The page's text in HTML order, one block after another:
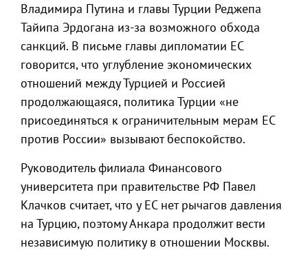
Владимира Путина и главы Турции Реджепа
Тайипа Эрдогана из-за возможного обхода
санкций. В письме главы дипломатии ЕС
говорится, что углубление экономических
отношений между Турцией и Россией
продолжающаяся, политика Турции «не
присоединяться к ограничительным мерам ЕС
против России» вызывают беспокойство.
Руководитель филиала Финансового
университета при правительстве РФ Павел
Клачков считает, что у ЕС нет рычагов давления
на Турцию, поэтому Анкара продолжит вести
независимую политику в отношении Москвы.